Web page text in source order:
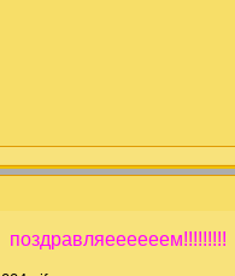
поздравляеееееем!!!!!!!!!